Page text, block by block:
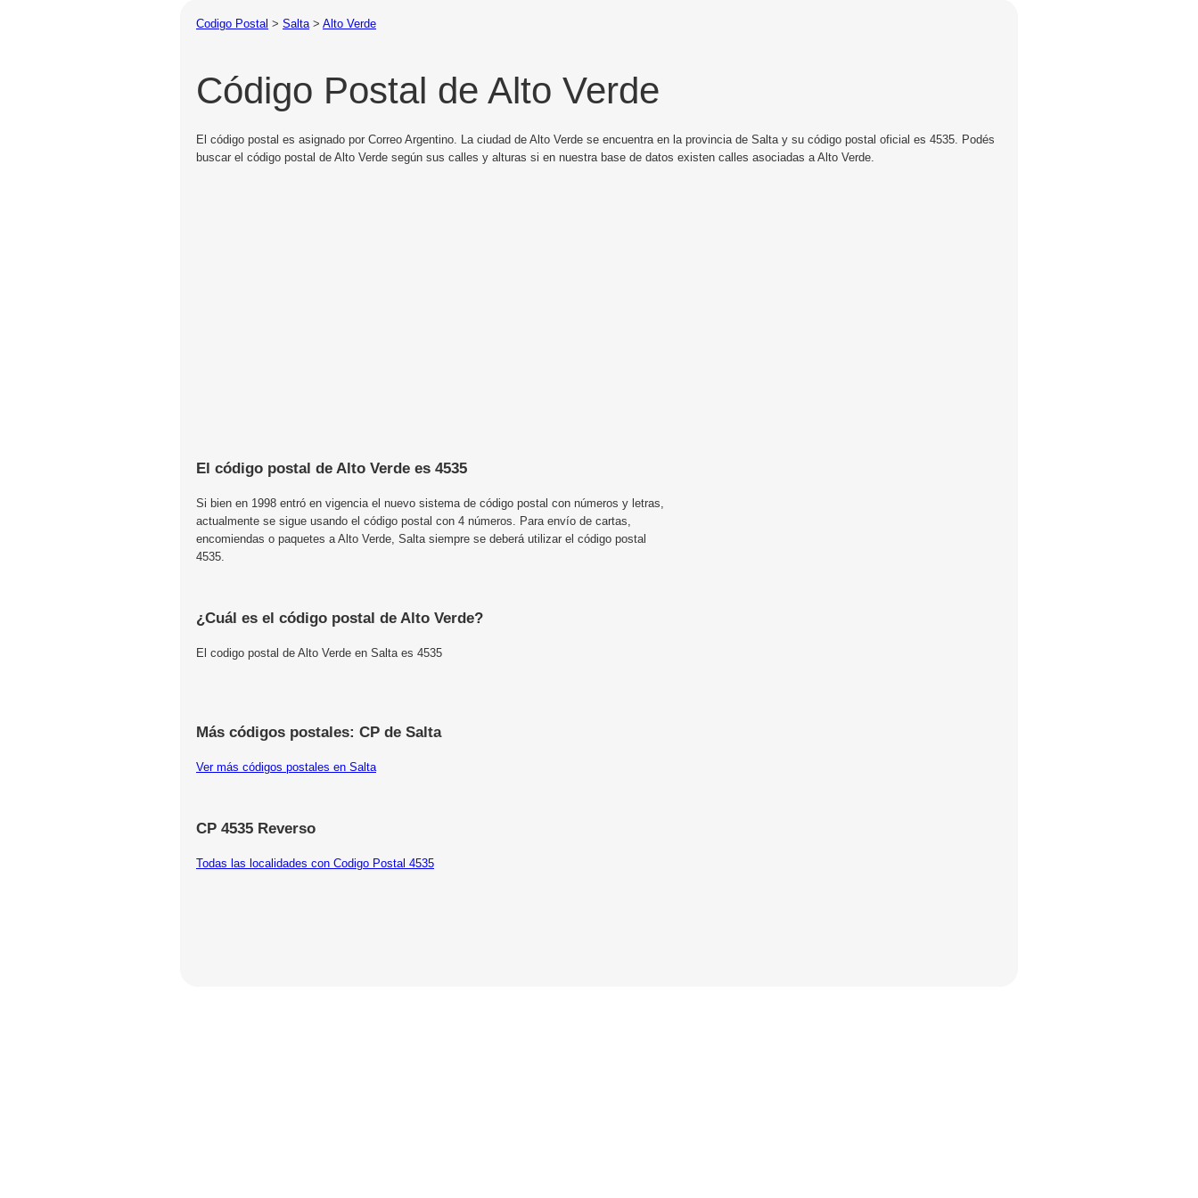
Codigo Postal > Salta> Alto Verde
Código Postal de Alto Verde
El código postal es asignado por Correo Argentino. La ciudad de Alto Verde se encuentra en la provincia de Salta y su código postal oficial es 4535. Podés
buscar el código postal de Alto Verde según sus calles y alturas si en nuestra base de datos existen calles asociadas a Alto Verde.
El código postal de Alto Verde es 4535
Si bien en 1998 entró en vigencia el nuevo sistema de código postal con números y letras,
actualmente se sigue usando el código postal con 4 números. Para envío de cartas,
encomiendas o paquetes a Alto Verde, Salta siempre se deberá utilizar el código postal
4535.
¿Cuál es el código postal de Alto Verde?
El codigo postal de Alto Verde en Salta es 4535
Más códigos postales: CP de Salta
Ver más códigos postales en Salta
CP 4535 Reverso
Todas las localidades con Codigo Postal 4535